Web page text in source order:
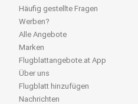
Häufig gestellte Fragen
Werben?
Alle Angebote
Marken
Flugblattangebote.at App
Über uns
Flugblatt hinzufügen
Nachrichten